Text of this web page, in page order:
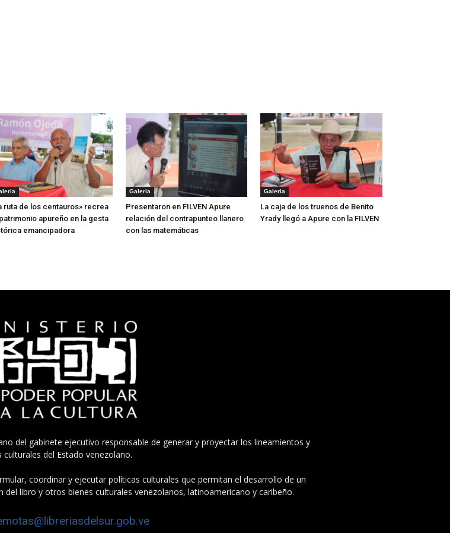
ruta de los centauros» recrea
apureño en la gesta
emancipadora
Galeria
Presentaron en FILVEN Apure
relación del contrapunteo llanero
con las matemáticas
Galeria
La caja de los truenos de Benito
Yrady llegó a Apure con la FILVEN
del gabinete ejecutivo responsable de generar y proyectar los lineamientos y
culturales del Estado venezolano.
coordinar y ejecutar políticas culturales que permitan el desarrollo de un
libro y otros bienes culturales venezolanos, latinoamericano y caribeño.